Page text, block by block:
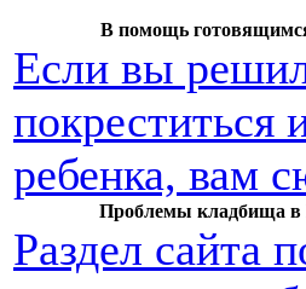
В помощь
Если вы
покреститься
ребенка, вам
Проблемы кладбища в
Раздел сайта